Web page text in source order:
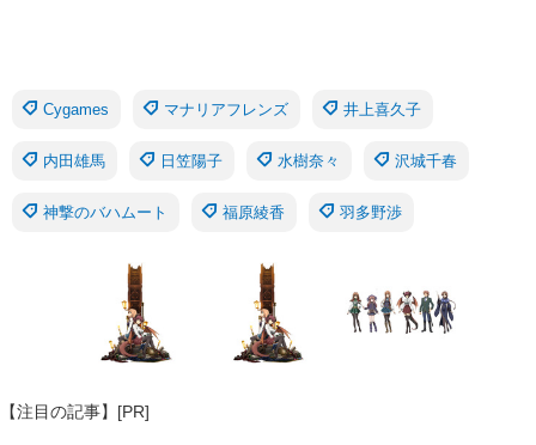
Cygames マナリアフレンズ 井上喜久子
内田雄馬 日笠陽子 水樹奈々 沢城千春
神撃のバハムート 福原綾香 羽多野渉
【注目の記事】[PR]